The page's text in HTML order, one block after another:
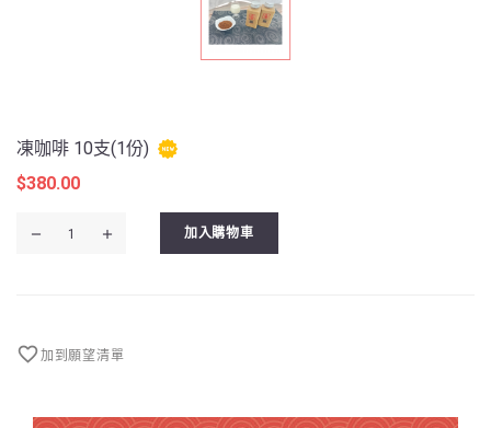
凍咖啡 10支(1份)
$380.00
量
加入購物車
加到願望清單